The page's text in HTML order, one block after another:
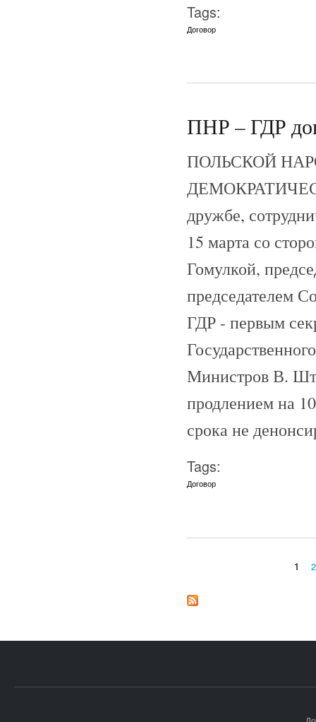
Tags:
Договор
ПНР – ГДР
ПОЛЬСКОЙ
дружбе,
15 марта со
Гомулкой,
председателем
ГДР - первым
Министров В.
продлением на
срока не
Tags:
Договор
1 2